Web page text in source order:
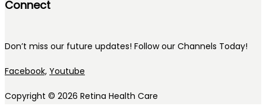
Connect
Don’t miss our future updates! Follow our Channels Today!
Facebook, Youtube
Copyright © 2026 Retina Health Care